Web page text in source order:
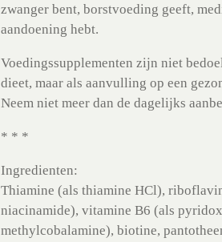
zwanger bent, borstvoeding geeft,
aandoening hebt.
Voedingssupplementen zijn niet
dieet, maar als aanvulling op een
Neem niet meer dan de dagelijks
* * *
Ingredienten:
Thiamine (als thiamine HCl),
niacinamide), vitamine B6 (als
methylcobalamine), biotine,